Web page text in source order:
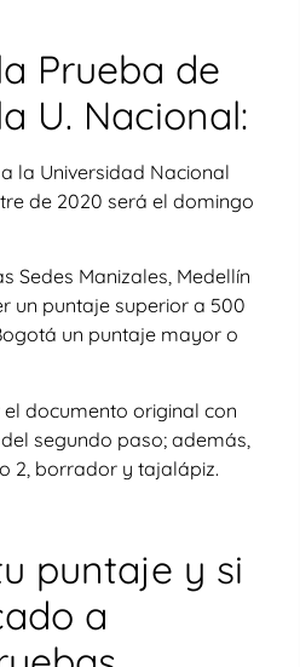
Prueba de
U. Nacional:
la Universidad Nacional
de 2020 será el domingo
Sedes Manizales, Medellín
un puntaje superior a 500
un puntaje mayor o
documento original con
segundo paso; además,
2, borrador y tajalápiz.
puntaje y si
a